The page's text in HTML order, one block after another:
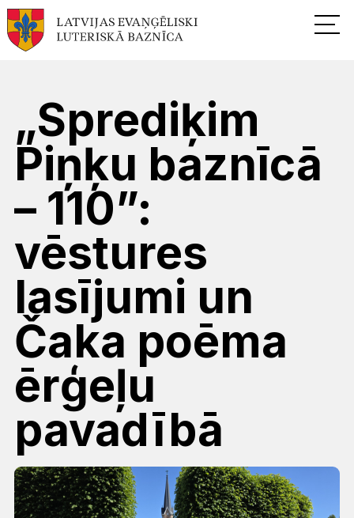
„Sprediķim
Piņķu baznīcā
– 110”:
vēstures
lasījumi un
Čaka poēma
ērģeļu
pavadībā